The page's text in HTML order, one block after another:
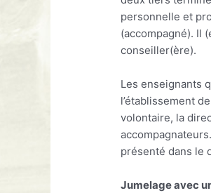
personnelle et
(accompagné). Il
conseiller(ère).
Les enseignants
l’établissement
volontaire, la
présenté dans le
Jumelage avec